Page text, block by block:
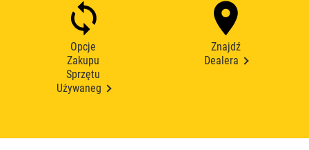
Opcje
Zakupu
Sprzętu
Używaneg
Znajdź
Dealera